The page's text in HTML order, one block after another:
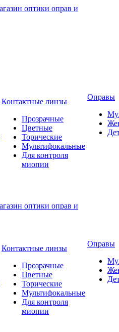
Контактные линзы
Прозрачные
Цветные
Торические
Мультифокальные
Для контроля
миопии
Оправы
Контактные линзы
Прозрачные
Цветные
Торические
Мультифокальные
Для контроля
миопии
Оправы